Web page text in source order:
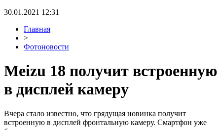
30.01.2021 12:31
Главная
>
Фотоновости
Meizu 18 получит встроенную
в дисплей камеру
Вчера стало известно, что грядущая новинка получит
встроенную в дисплей фронтальную камеру. Смартфон уже